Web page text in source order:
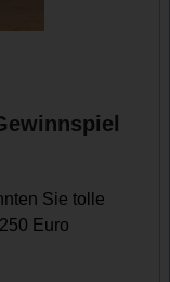
Sie tolle
Euro